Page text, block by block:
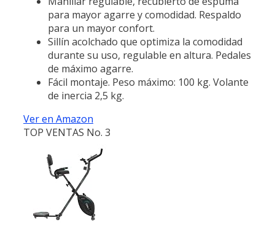
para mayor agarre y comodidad. Respaldo
para un mayor confort.
Sillín acolchado que optimiza la comodidad
durante su uso, regulable en altura. Pedales
de máximo agarre.
Fácil montaje. Peso máximo: 100 kg. Volante
de inercia 2,5 kg.
Ver en Amazon
TOP VENTAS No. 3